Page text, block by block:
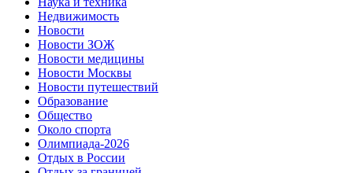
Недвижимость
Новости
Новости ЗОЖ
Новости медицины
Новости Москвы
Новости путешествий
Образование
Общество
Около спорта
Олимпиада-2026
Отдых в России